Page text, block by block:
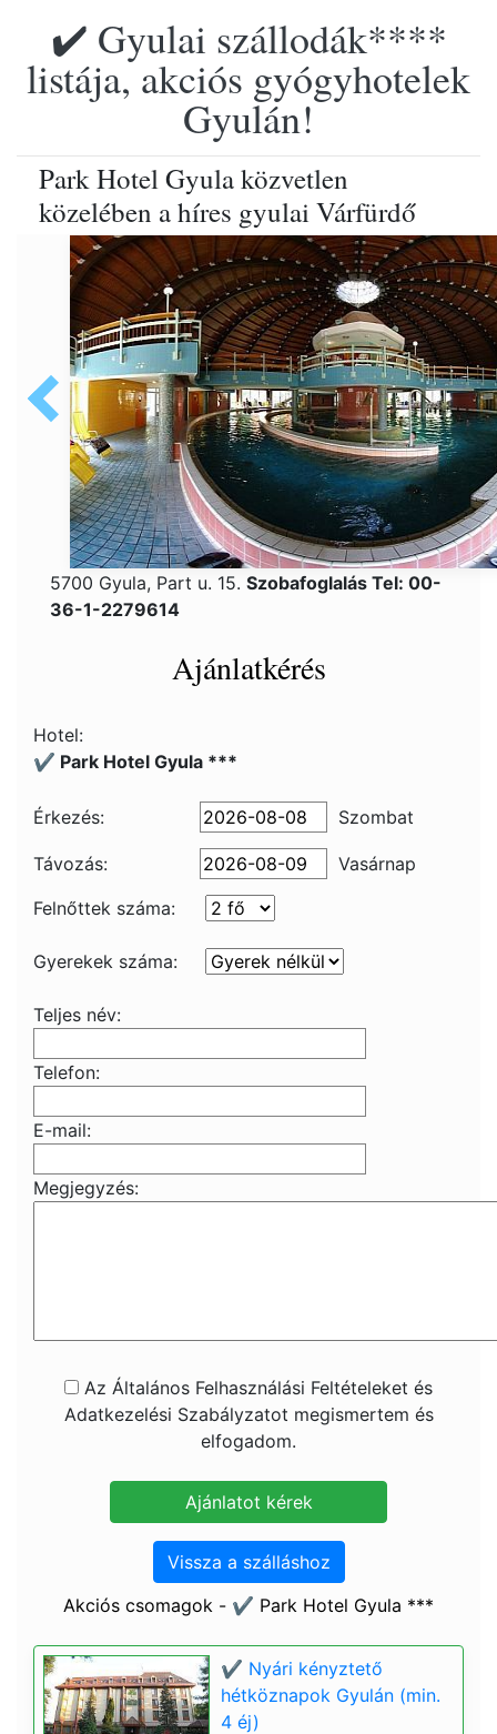
✔️ Gyulai szállodák****
listája, akciós gyógyhotelek
Gyulán!
Park Hotel Gyula közvetlen
közelében a híres gyulai Várfürdő
5700 Gyula, Part u. 15. Szobafoglalás Tel: 00-
36-1-2279614
Ajánlatkérés
Hotel:
✔️ Park Hotel Gyula ***
Érkezés: Szombat
Távozás:
Vasárnap
Felnőttek száma:
Gyerekek száma:
Teljes név:
Telefon:
E-mail:
Megjegyzés:
Az Általános Felhasználási Feltételeket és
Adatkezelési Szabályzatot megismertem és
elfogadom.
Vissza a szálláshoz
Akciós csomagok - ✔️ Park Hotel Gyula ***
✔️ Nyári kényztető
hétköznapok Gyulán (min.
4 éj)